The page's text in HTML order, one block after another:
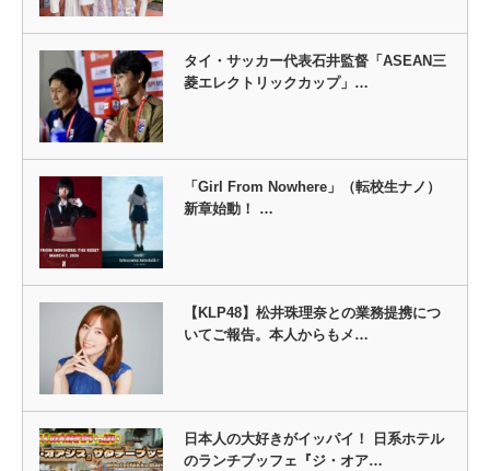
タイ・サッカー代表石井監督「ASEAN三
菱エレクトリックカップ」…
「Girl From Nowhere」（転校生ナノ）
新章始動！ …
【KLP48】松井珠理奈との業務提携につ
いてご報告。本人からもメ…
日本人の大好きがイッパイ！ 日系ホテル
のランチブッフェ『ジ・オア…